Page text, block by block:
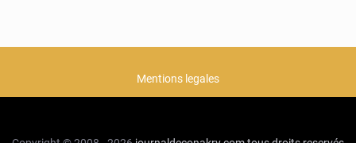
Mentions legales